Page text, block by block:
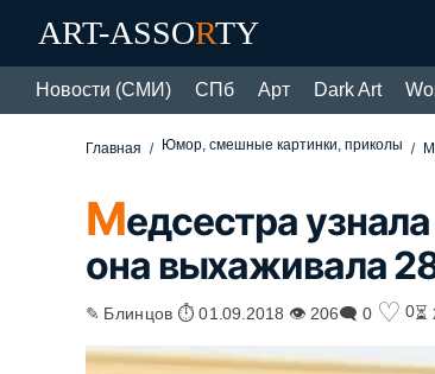
ART-ASSORTY
Новости (СМИ) СПб Арт Dark Art
Главная Юмор, смешные картинки, приколы
Медсестра
она выхаживала
✎ Блинцов ⏱ 01.09.2018 👁 206🗨 0 ♡ 0⏳